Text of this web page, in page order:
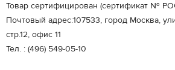
Товар сертифицирован (сертификат №
Почтовый адрес:107533, город Москва,
стр.12, офис 11
Тел. : (496) 549-05-10